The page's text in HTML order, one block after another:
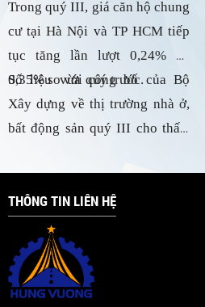
Trong quý III, giá căn hộ chung
cư tại Hà Nội và TP HCM tiếp
tục tăng lần lượt 0,24% và
0,35% so với quý trước.
Số liệu vừa công bố của Bộ
Xây dựng về thị trường nhà ở,
bất động sản quý III cho thấy,
ở.
THÔNG TIN LIÊN HỆ